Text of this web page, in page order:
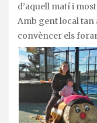
d’aquell matí i
Amb gent local tan
convèncer els